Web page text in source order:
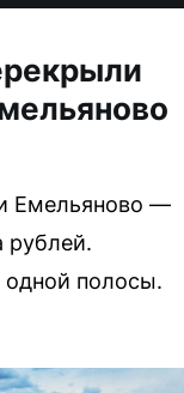
Емельяново —
рублей.
одной полосы.